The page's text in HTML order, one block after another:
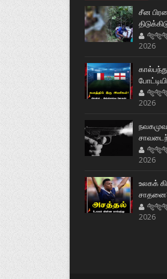
சீன
2026
2026
2026
உலகக்
2026